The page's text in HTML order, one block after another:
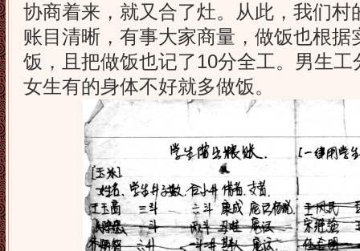
协商着来，就又合了灶。从此，我们村
账目清晰，有事大家商量，做饭也根据
饭，且把做饭也记了10分全工。男生
女生有的身体不好就多做饭。